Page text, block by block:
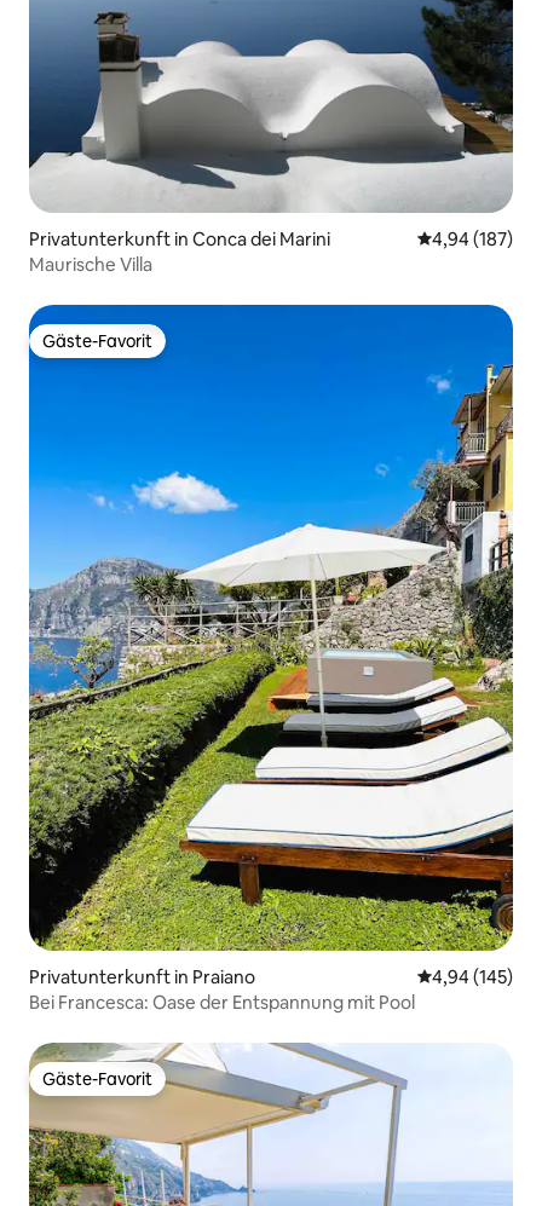
Privatunterkunft in Conca dei Marini
4,94 (187)
Maurische Villa
Gäste-Favorit
Gäste-Favorit
Privatunterkunft in Praiano
4,94 (145)
Bei Francesca: Oase der Entspannung mit Pool
Gäste-Favorit
Gäste-Favorit